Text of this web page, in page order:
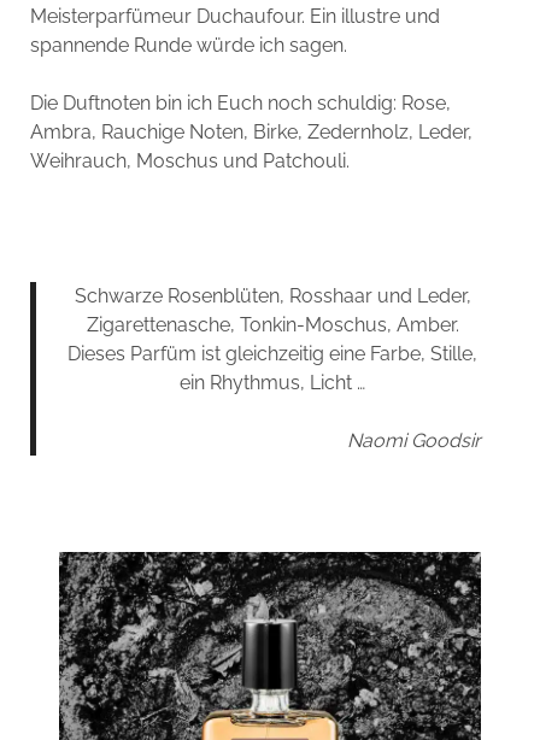
Meisterparfümeur Duchaufour. Ein illustre und
spannende Runde würde ich sagen.
Die Duftnoten bin ich Euch noch schuldig: Rose,
Ambra, Rauchige Noten, Birke, Zedernholz, Leder,
Weihrauch, Moschus und Patchouli.
Schwarze Rosenblüten, Rosshaar und Leder,
Zigarettenasche, Tonkin-Moschus, Amber.
Dieses Parfüm ist gleichzeitig eine Farbe, Stille,
ein Rhythmus, Licht …
Naomi Goodsir